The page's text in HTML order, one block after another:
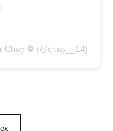
Chay ⚽️ (@chay__14)